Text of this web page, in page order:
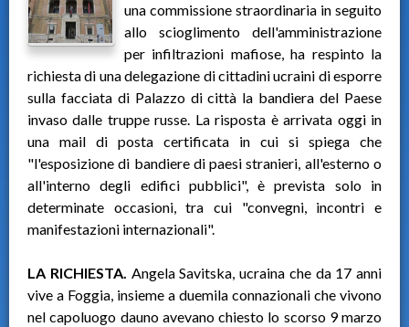
una commissione straordinaria in seguito
allo scioglimento dell'amministrazione
per infiltrazioni mafiose, ha respinto la
richiesta di una delegazione di cittadini ucraini di esporre
sulla facciata di Palazzo di città la bandiera del Paese
invaso dalle truppe russe. La risposta è arrivata oggi in
una mail di posta certificata in cui si spiega che
"l'esposizione di bandiere di paesi stranieri, all'esterno o
all'interno degli edifici pubblici", è prevista solo in
determinate occasioni, tra cui "convegni, incontri e
manifestazioni internazionali".
LA RICHIESTA. Angela Savitska, ucraina che da 17 anni
vive a Foggia, insieme a duemila connazionali che vivono
nel capoluogo dauno avevano chiesto lo scorso 9 marzo